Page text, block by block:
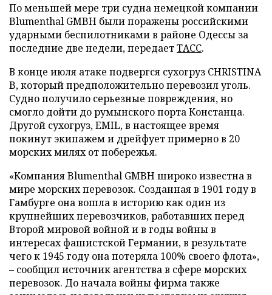
По меньшей мере три судна немецкой компании
Blumenthal GMBH были поражены российскими
ударными беспилотниками в районе Одессы за
последние две недели, передаетТАСС.
В конце июля атаке подвергся сухогруз CHRISTINA
B, который предположительно перевозил уголь.
Судно получило серьезные повреждения, но
смогло дойти до румынского порта Констанца.
Другой сухогруз, EMIL, в настоящее время
покинут экипажем и дрейфует примерно в 20
морских милях от побережья.
«Компания Blumenthal GMBH широко известна в
мире морских перевозок. Созданная в 1901 году в
Гамбурге она вошла в историю как один из
крупнейших перевозчиков, работавших перед
Второй мировой войной и в годы войны в
интересах фашистской Германии, в результате
чего к 1945 году она потеряла 100% своего флота»,
– сообщил источник агентства в сфере морских
перевозок. До начала войны фирма также